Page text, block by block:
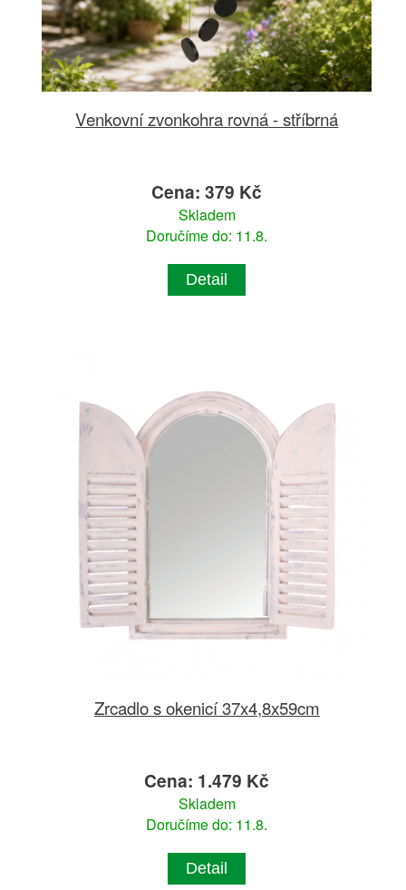
Venkovní zvonkohra rovná - stříbrná
Cena: 379 Kč
Skladem
Doručíme do: 11.8.
Detail
Zrcadlo s okenicí 37x4,8x59cm
Cena: 1.479 Kč
Skladem
Doručíme do: 11.8.
Detail